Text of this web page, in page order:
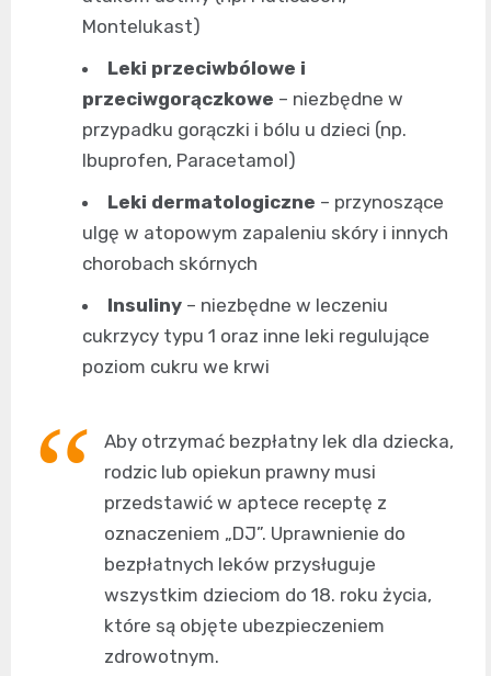
Montelukast)
Leki przeciwbólowe i
przeciwgorączkowe – niezbędne w
przypadku gorączki i bólu u dzieci (np.
Ibuprofen, Paracetamol)
Leki dermatologiczne – przynoszące
ulgę w atopowym zapaleniu skóry i innych
chorobach skórnych
Insuliny – niezbędne w leczeniu
cukrzycy typu 1 oraz inne leki regulujące
poziom cukru we krwi
Aby otrzymać bezpłatny lek dla dziecka,
rodzic lub opiekun prawny musi
przedstawić w aptece receptę z
oznaczeniem „DJ”. Uprawnienie do
bezpłatnych leków przysługuje
wszystkim dzieciom do 18. roku życia,
które są objęte ubezpieczeniem
zdrowotnym.